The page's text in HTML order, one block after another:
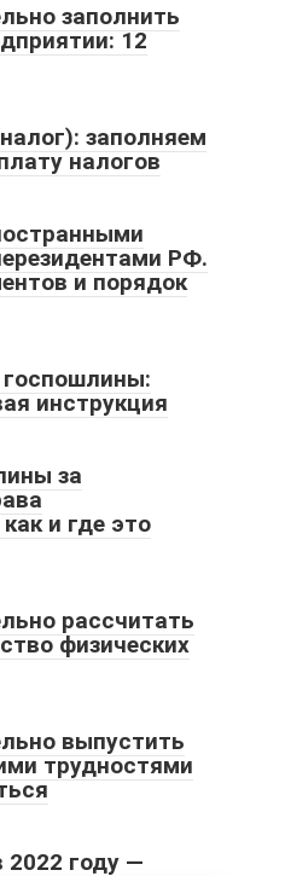
заполнить
12
заполняем
налогов
РФ.
и порядок
инструкция
за
и где это
рассчитать
физических
выпустить
трудностями
году —